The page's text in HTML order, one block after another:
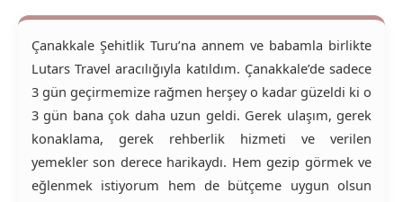
Çanakkale Şehitlik Turu’na annem ve babamla birlikte
Lutars Travel aracılığıyla katıldım. Çanakkale’de sadece
3 gün geçirmemize rağmen herşey o kadar güzeldi ki o
3 gün bana çok daha uzun geldi. Gerek ulaşım, gerek
konaklama, gerek rehberlik hizmeti ve verilen
yemekler son derece harikaydı. Hem gezip görmek ve
eğlenmek istiyorum hem de bütçeme uygun olsun